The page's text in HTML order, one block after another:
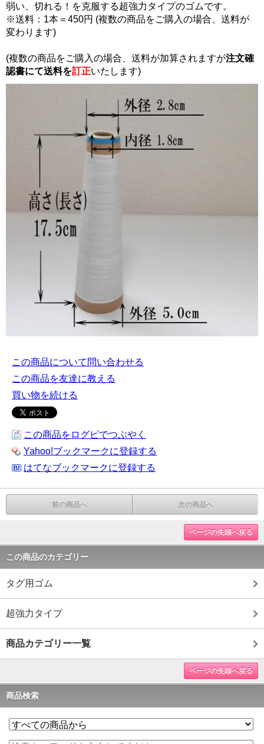
弱い、切れる！を克服する超強力タイプのゴムです。
※送料：1本＝450円 (複数の商品をご購入の場合、送料が
変わります)
(複数の商品をご購入の場合、送料が加算されますが注文確
認書にて送料を訂正いたします)
この商品について問い合わせる
この商品を友達に教える
買い物を続ける
この商品をログピでつぶやく
Yahoo!ブックマークに登録する
はてなブックマークに登録する
前の商品へ 次の商品へ
ページの先頭へ戻る
この商品のカテゴリー
タグ用ゴム
超強力タイプ
商品カテゴリー一覧
ページの先頭へ戻る
商品検索